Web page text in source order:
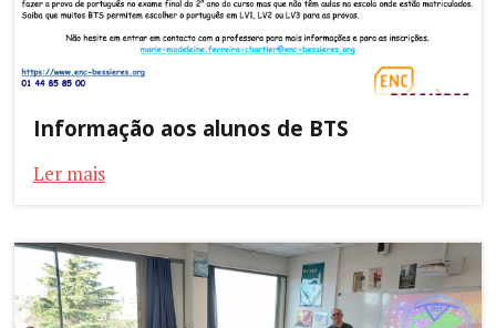
Informação aos alunos de BTS
Ler mais